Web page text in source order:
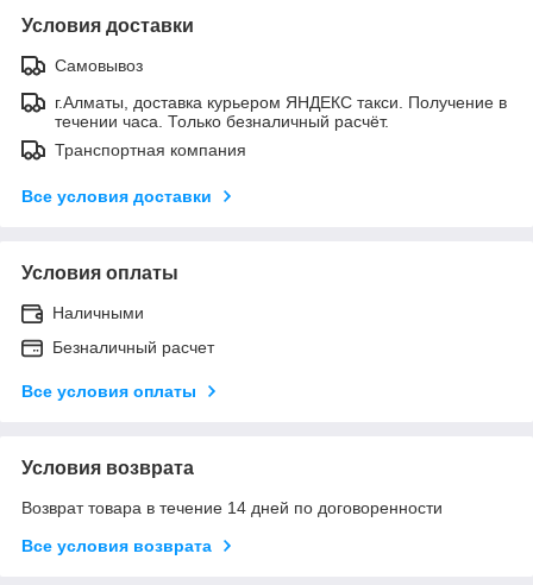
Условия доставки
Самовывоз
г.Алматы, доставка курьером ЯНДЕКС такси. Получение в
течении часа. Только безналичный расчёт.
Транспортная компания
Все условия доставки
Условия оплаты
Наличными
Безналичный расчет
Все условия оплаты
Условия возврата
Возврат товара в течение 14 дней по договоренности
Все условия возврата